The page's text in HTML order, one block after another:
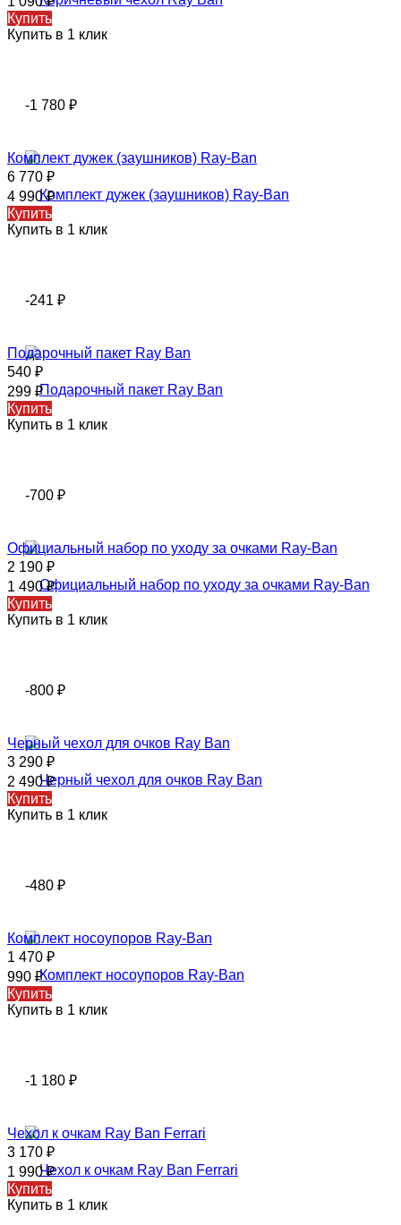
Купить
Купить в 1 клик
-1 780 ₽
Комплект дужек (заушников) Ray-Ban
6 770 ₽
4 990₽
Купить
Купить в 1 клик
-241 ₽
Подарочный пакет Ray Ban
540 ₽
299 ₽
Купить
Купить в 1 клик
-700 ₽
Официальный набор по уходу за очками Ray-Ban
2 190 ₽
1 490₽
Купить
Купить в 1 клик
-800 ₽
Черный чехол для очков Ray Ban
3 290 ₽
2 490₽
Купить
Купить в 1 клик
-480 ₽
Комплект носоупоров Ray-Ban
1 470 ₽
990 ₽
Купить
Купить в 1 клик
-1 180 ₽
Чехол к очкам Ray Ban Ferrari
3 170 ₽
1 990₽
Купить
Купить в 1 клик